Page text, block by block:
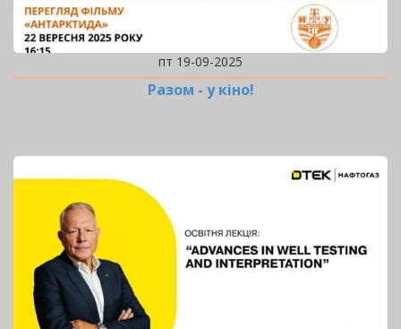
пт 19-09-2025
Разом - у кіно!